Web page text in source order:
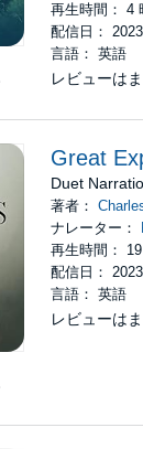
再生時間： 4
配信日：
言語： 英語
レビューは
Great
Duet
著者：
ナレーター：
再生時間：
配信日：
言語： 英語
レビューは